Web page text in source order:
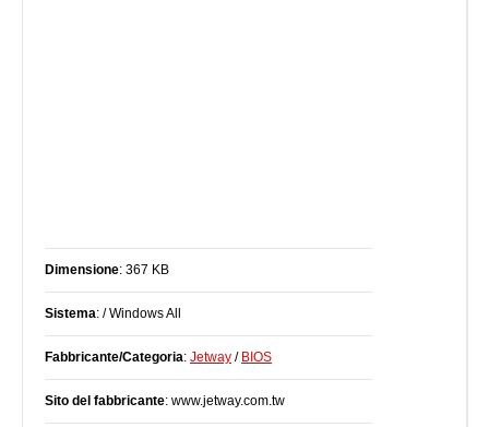
Dimensione: 367 KB
Sistema: / Windows All
Fabbricante/Categoria: Jetway / BIOS
Sito del fabbricante: www.jetway.com.tw